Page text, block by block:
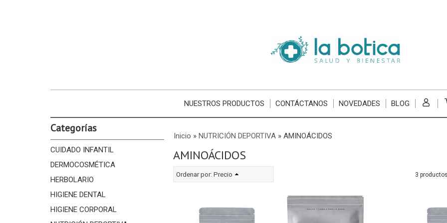
NUESTROS PRODUCTOS CONTÁCTANOS NOVEDADES BLOG
Categorías
CUIDADO INFANTIL
DERMOCOSMÉTICA
HERBOLARIO
HIGIENE DENTAL
HIGIENE CORPORAL
Inicio » NUTRICIÓN DEPORTIVA» AMINOÁCIDOS
AMINOÁCIDOS
Ordenar por: Precio 3